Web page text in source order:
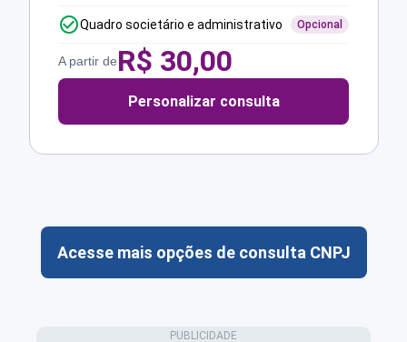
Quadro societário e administrativo Opcional
A partir deR$ 30,00
Personalizar consulta
Acesse mais opções de consulta CNPJ